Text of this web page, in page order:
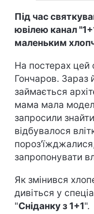
Під час
ювілею канал
маленьким
На постерах цей
Гончаров. Зараз
займається
мама мала
запросили
відбувалося
запропонувати
Як змінився
дивіться у
"Сніданку з 1+1".